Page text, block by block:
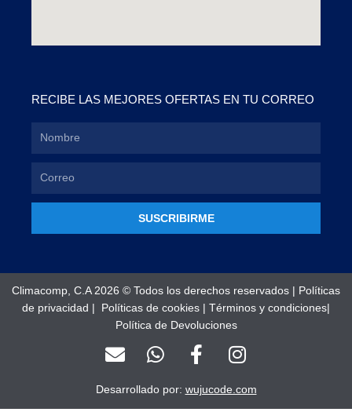
RECIBE LAS MEJORES OFERTAS EN TU CORREO
SUSCRIBIRME
Climacomp, C.A 2026 © Todos los derechos reservados | Políticas
de privacidad | Políticas de cookies | Términos y condiciones|
Política de Devoluciones
E
n
v
W
h
a
F
a
c
e
I
n
s
t
Desarrollado por: wujucode.com